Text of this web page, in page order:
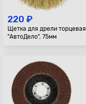
220 ₽
Щетка для дрели торцевая
"АвтоДело", 75мм